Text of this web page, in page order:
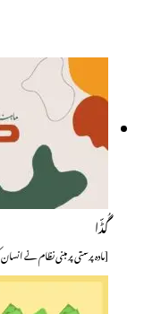
گُڈّا
[مادہ پرستی پر مبنی نظام نے